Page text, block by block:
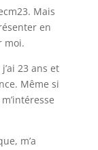
Mais
en
moi.
23 ans et
Même si
m’a